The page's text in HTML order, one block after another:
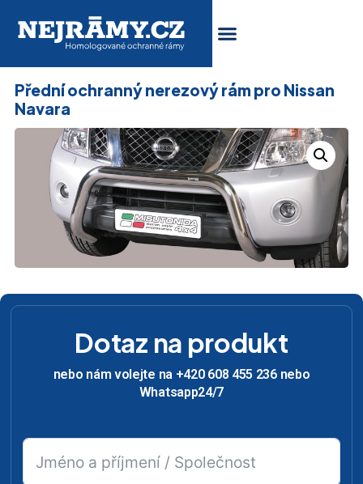
Přední ochranný nerezový rám pro Nissan
Navara
Dotaz na produkt
nebo nám volejte na +420 608 455 236 nebo
Whatsapp24/7